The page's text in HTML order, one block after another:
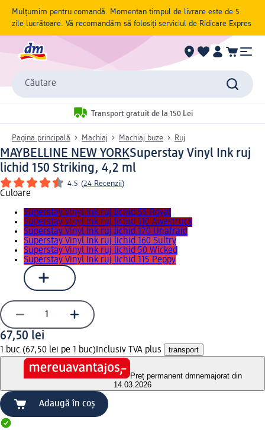
Mulțumim pentru comandă. Momentan timpul de livrare este de 5
zile lucrătoare. Vă recomandăm să folosiți serviciul de Ridicare Expres
Căutare
Transport gratuit de la 150 Lei
Pagina principală Machiaj Machiaj buze Ruj
MAYBELLINE NEW YORKSuperstay Vinyl Ink ruj
lichid 150 Striking, 4,2 ml
4.5 (24 Recenzii)
Culoare
Superstay Vinyl Ink ruj lichid 55 Royal
Superstay Vinyl Ink ruj lichid 110 Awestruck
Superstay Vinyl Ink ruj lichid 170 Unafraid
Superstay Vinyl Ink ruj lichid 160 Sultry
Superstay Vinyl Ink ruj lichid 50 Wicked
Superstay Vinyl Ink ruj lichid 115 Peppy
67,50 lei
1 buc (67,50 lei pe 1 buc) Inclusiv TVA plus transport
Preț permanent dmnemajorat din
14.03.2026
Adaugă în coș